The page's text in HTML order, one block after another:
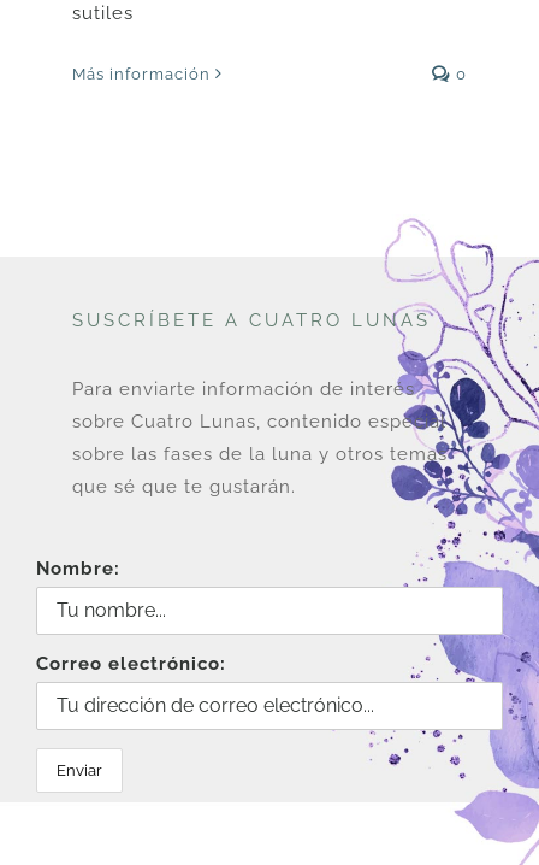
sutiles
Más información 0
SUSCRÍBETE A CUATRO LUNAS
Para enviarte información de interés
sobre Cuatro Lunas, contenido especial
sobre las fases de la luna y otros temas
que sé que te gustarán.
Nombre:
Correo electrónico: